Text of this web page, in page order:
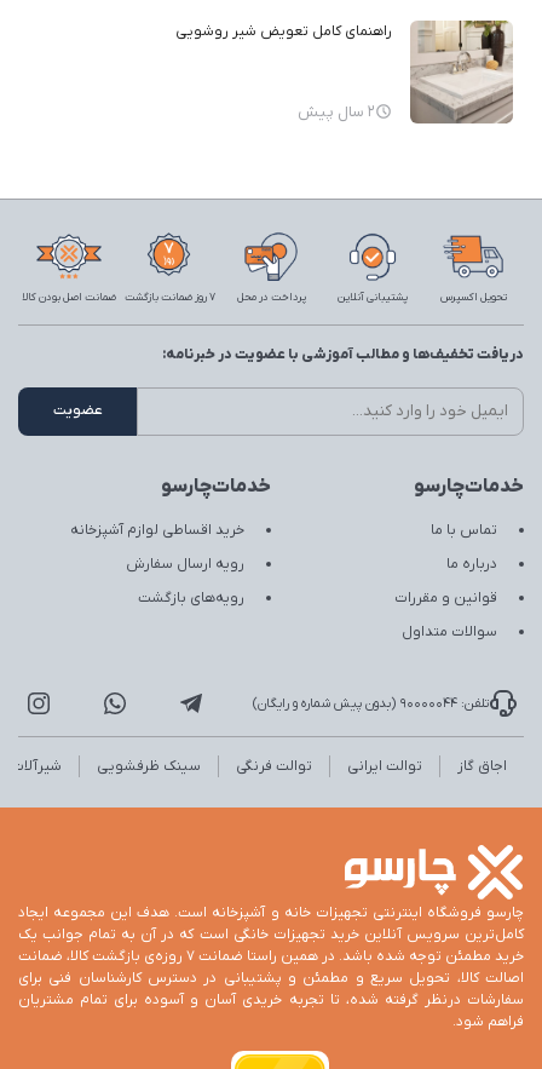
راهنمای کامل تعویض شیر روشویی
2 سال پیش
تحویل اکسپرس پشتیبانی آنلاین پرداخت در محل 7 روز ضمانت بازگشت ضمانت اصل بودن کالا
خدمات‌چارسو
تماس با ما
درباره ما
قوانین و مقررات
سوالات متداول
خدمات‌چارسو
خرید اقساطی لوازم آشپزخانه
رویه ارسال سفارش
رویه‌های بازگشت
دریافت تخفیف‌ها و مطالب آموزشی با عضویت در خبرنامه:
تلفن: 90000044 (بدون پیش شماره و رایگان)
اجاق گاز توالت ایرانی توالت فرنگی سینک ظرفشویی شیرآلات
چارسو فروشگاه اینترنتی تجهیزات خانه و آشپزخانه است. هدف این مجموعه ایجاد
کامل‌ترین سرویس آنلاین خرید تجهیزات خانگی است که در آن به تمام جوانب یک
خرید مطمئن توجه شده باشد. در همین راستا ضمانت 7 روزه‌ی بازگشت کالا، ضمانت
اصالت کالا، تحویل سریع و مطمئن و پشتیبانی در دسترس کارشناسان فنی برای
سفارشات درنظر گرفته شده، تا تجربه خریدی آسان و آسوده برای تمام مشتریان
فراهم شود.